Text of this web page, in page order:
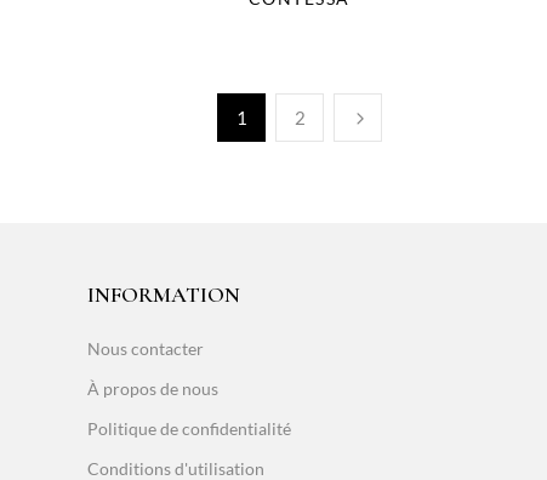
1 2
INFORMATION
Nous contacter
À propos de nous
Politique de confidentialité
Conditions d'utilisation